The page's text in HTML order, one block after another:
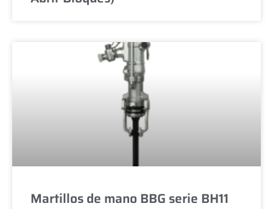
Martillos de mano BBG serie BH11